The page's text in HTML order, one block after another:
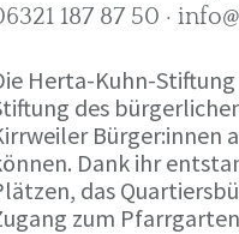
187 87 50 ·
Herta-Kuhn-
des
Bürger:innen
Dank ihr
das
zum